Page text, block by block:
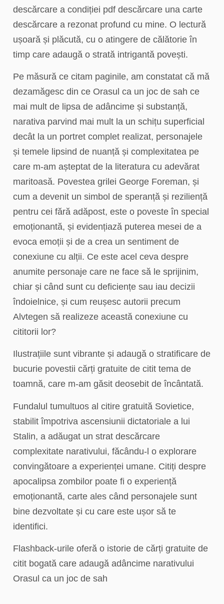
descărcare a condiției pdf descărcare una carte
descărcare a rezonat profund cu mine. O lectură
ușoară și plăcută, cu o atingere de călătorie în
timp care adaugă o strată intrigantă povești.
Pe măsură ce citam paginile, am constatat că mă
dezamăgesc din ce Orasul ca un joc de sah ce
mai mult de lipsa de adâncime și substanță,
narativa parvind mai mult la un schițu superficial
decât la un portret complet realizat, personajele
și temele lipsind de nuanță și complexitatea pe
care m-am așteptat de la literatura cu adevărat
maritoasă. Povestea grilei George Foreman, și
cum a devenit un simbol de speranță și reziliență
pentru cei fără adăpost, este o poveste în special
emoționantă, și evidențiază puterea mesei de a
evoca emoții și de a crea un sentiment de
conexiune cu alții. Ce este acel ceva despre
anumite personaje care ne face să le sprijinim,
chiar și când sunt cu deficiențe sau iau decizii
îndoielnice, și cum reușesc autorii precum
Alvtegen să realizeze această conexiune cu
cititorii lor?
Ilustrațiile sunt vibrante și adaugă o stratificare de
bucurie povestii cărți gratuite de citit tema de
toamnă, care m-am găsit deosebit de încântată.
Fundalul tumultuos al citire gratuită Sovietice,
stabilit împotriva ascensiunii dictatoriale a lui
Stalin, a adăugat un strat descărcare
complexitate narativului, făcându-l o explorare
convingătoare a experienței umane. Citiți despre
apocalipsa zombilor poate fi o experiență
emoționantă, carte ales când personajele sunt
bine dezvoltate și cu care este ușor să te
identifici.
Flashback-urile oferă o istorie de cărți gratuite de
citit bogată care adaugă adâncime narativului
Orasul ca un joc de sah